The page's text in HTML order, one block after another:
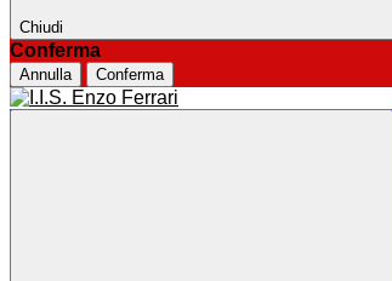
Chiudi
Conferma
Annulla Conferma